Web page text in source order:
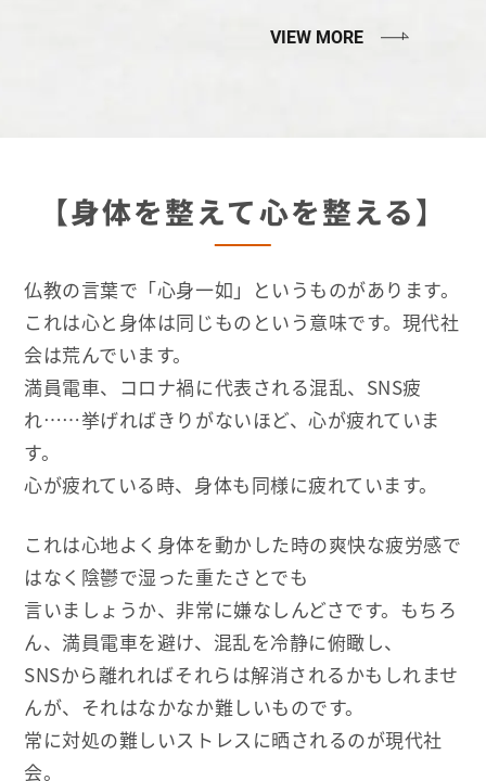
VIEW MORE
【身体を整えて心を整える】
仏教の言葉で「心身一如」というものがあります。
これは心と身体は同じものという意味です。現代社
会は荒んでいます。
満員電車、コロナ禍に代表される混乱、SNS疲
れ……挙げればきりがないほど、心が疲れていま
す。
心が疲れている時、身体も同様に疲れています。
これは心地よく身体を動かした時の爽快な疲労感で
はなく陰鬱で湿った重たさとでも
言いましょうか、非常に嫌なしんどさです。もちろ
ん、満員電車を避け、混乱を冷静に俯瞰し、
SNSから離れればそれらは解消されるかもしれませ
んが、それはなかなか難しいものです。
常に対処の難しいストレスに晒されるのが現代社
会。